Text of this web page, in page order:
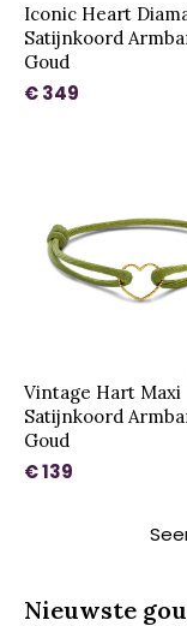
Iconic Heart
Satijnkoord
Goud
€ 349
Vintage Hart Maxi
Satijnkoord
Goud
€ 139
Nieuwste